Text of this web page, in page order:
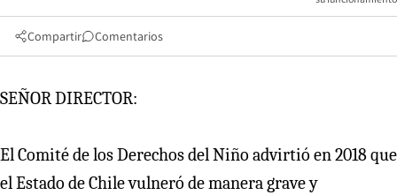
Compartir Comentarios
SEÑOR DIRECTOR:
El Comité de los Derechos del Niño advirtió en 2018 que
el Estado de Chile vulneró de manera grave y